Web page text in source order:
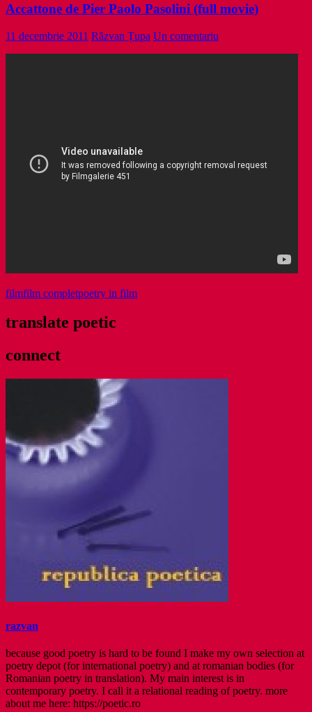
Accattone de Pier Paolo Pasolini (full movie)
11 decembrie 2011 Răzvan Țupa Un comentariu
filmfilm completpoetry in film
translate poetic
connect
razvan
because good poetry is hard to be found I make my own selection at
poetry depot (for international poetry) and at romanian bodies (for
Romanian poetry in translation). My main interest is in
contemporary poetry. I call it a relational reading of poetry. more
about me here: https://poetic.ro